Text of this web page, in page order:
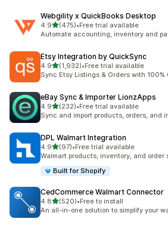
Webgility x QuickBooks Desktop
4.9เต็ม 5 ดาว
(475)
ทั้งหมด 475 รีวิว
•Free trial available
Automate accounting, inventory and
Etsy Integration by QuickSync
4.9เต็ม 5 ดาว
(1,932)
ทั้งหมด 1932 รีวิว
•Free trial available
Sync Etsy Listings & Orders with 100%
eBay Sync & Importer LionzApps
4.9เต็ม 5 ดาว
(232)
ทั้งหมด 232 รีวิว
•Free trial available
Sync and import products, orders, and
DPL Walmart Integration
4.9เต็ม 5 ดาว
(97)
ทั้งหมด 97 รีวิว
•Free trial available
Walmart products, inventory, and
Built for Shopify
CedCommerce Walmart Connector
4.8เต็ม 5 ดาว
(520)
ทั้งหมด 520 รีวิว
•Free to install
An all-in-one solution to simplify your